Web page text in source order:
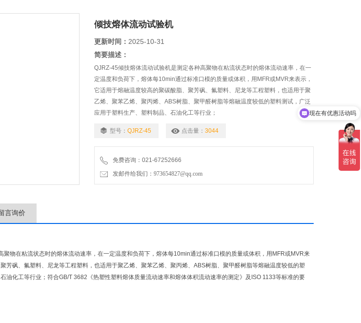
倾技熔体流动试验机
更新时间： 2025-10-31
简要描述：
QJRZ-45倾技熔体流动试验机是测定各种高聚物在粘流状态时的熔体流动速率，在一
定温度和负荷下，熔体每10min通过标准口模的质量或体积，用MFR或MVR来表示，
它适用于熔融温度较高的聚碳酸脂、聚芳砜、氟塑料、尼龙等工程塑料，也适用于聚
乙烯、聚苯乙烯、聚丙烯、ABS树脂、聚甲醛树脂等熔融温度较低的塑料测试，广泛
应用于塑料生产、塑料制品、石油化工等行业；
型号： QJRZ-45 点击量： 3044
免费咨询：021-67252666
发邮件给我们：973654827@qq.com
言询价
聚物在粘流状态时的熔体流动速率，在一定温度和负荷下，熔体每10min通过标准口模的质量或体积，用MFR或MVR来
芳砜、氟塑料、尼龙等工程塑料，也适用于聚乙烯、聚苯乙烯、聚丙烯、ABS树脂、聚甲醛树脂等熔融温度较低的塑
油化工等行业；符合GB/T 3682《热塑性塑料熔体质量流动速率和熔体体积流动速率的测定》及ISO 1133等标准的要
可以介绍下你们的产品么
现在有优惠活动吗